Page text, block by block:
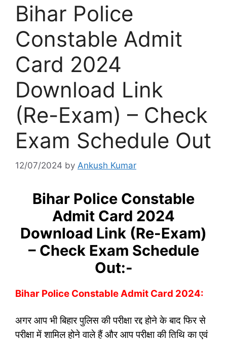
Bihar Police
Constable Admit
Card 2024
Download Link
(Re-Exam) – Check
Exam Schedule Out
12/07/2024 by Ankush Kumar
Bihar Police Constable
Admit Card 2024
Download Link (Re-Exam)
– Check Exam Schedule
Out:-
Bihar Police Constable Admit Card 2024:
अगर आप भी बिहार पुलिस की परीक्षा रद्द होने के बाद फिर से
परीक्षा में शामिल होने वाले हैं और आप परीक्षा की तिथि का एवं